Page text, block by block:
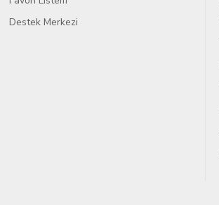
Destek Merkezi